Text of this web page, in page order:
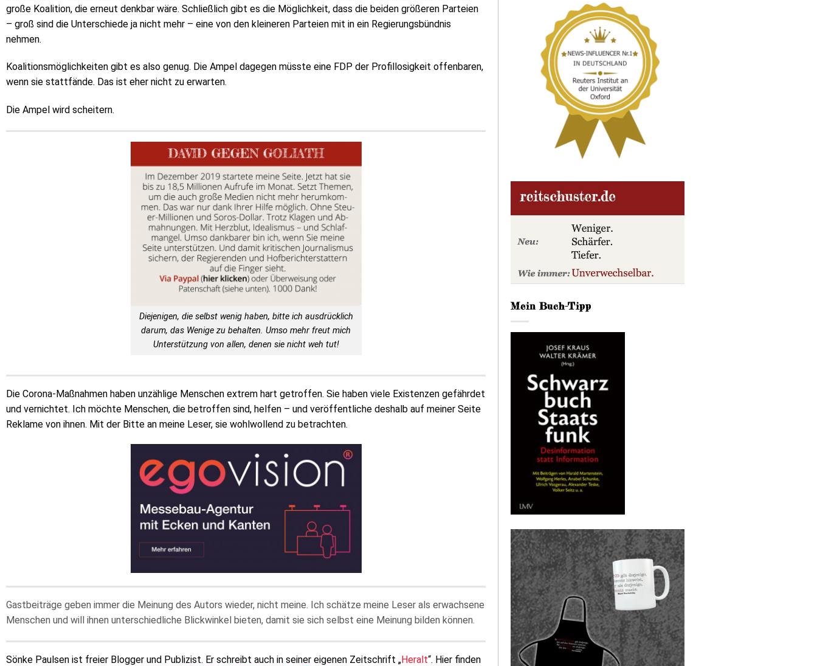
große Koalition, die erneut denkbar wäre. Schließlich gibt es die Möglichkeit, dass die beiden größeren Parteien
– groß sind die Unterschiede ja nicht mehr – eine von den kleineren Parteien mit in ein Regierungsbündnis
nehmen.
Koalitionsmöglichkeiten gibt es also genug. Die Ampel dagegen müsste eine FDP der Profillosigkeit offenbaren,
wenn sie stattfände. Das ist eher nicht zu erwarten.
Die Ampel wird scheitern.
Diejenigen, die selbst wenig haben, bitte ich ausdrücklich
darum, das Wenige zu behalten. Umso mehr freut mich
Unterstützung von allen, denen sie nicht weh tut!
Die Corona-Maßnahmen haben unzählige Menschen extrem hart getroffen. Sie haben viele Existenzen gefährdet
und vernichtet. Ich möchte Menschen, die betroffen sind, helfen – und veröffentliche deshalb auf meiner Seite
Reklame von ihnen. Mit der Bitte an meine Leser, sie wohlwollend zu betrachten.
Gastbeiträge geben immer die Meinung des Autors wieder, nicht meine. Ich schätze meine Leser als erwachsene
Menschen und will ihnen unterschiedliche Blickwinkel bieten, damit sie sich selbst eine Meinung bilden können.
Sönke Paulsen ist freier Blogger und Publizist. Er schreibt auch in seiner eigenen Zeitschrift „Heralt“. Hier finden
Mein Buch-Tipp